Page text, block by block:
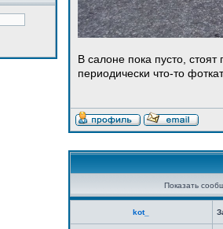
В салоне пока пусто,
периодически что-то
Показать
kot_